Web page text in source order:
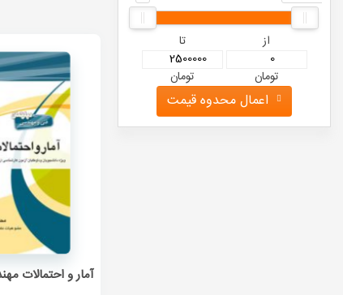
از
تومان
تا
تومان
اعمال محدوه قیمت
آمار و احتمالات